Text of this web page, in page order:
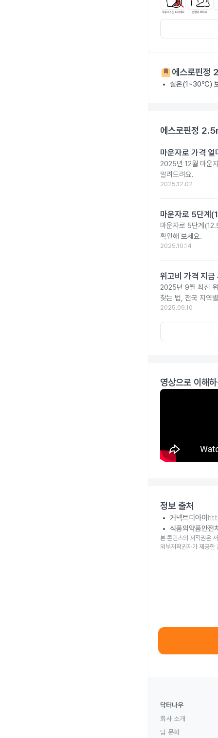
에스로핀정
실온(1~30℃)
에스로핀정
마운자로 가격
2025년 12월 마운
알려드려요.
2025.12.02
마운자로 5단계
마운자로 5단계
확인해 보세요.
2025.10.14
위고비 가격 지금
2025년 9월 최신
찾는 법, 전국 지역
2025.09.10
영상으로 이해
정보 출처
커넥트디아이
식품의약품안전
본 콘텐츠의 저작권은
외부저작권자가 제공한
닥터나우
회사 소개
팀 문화